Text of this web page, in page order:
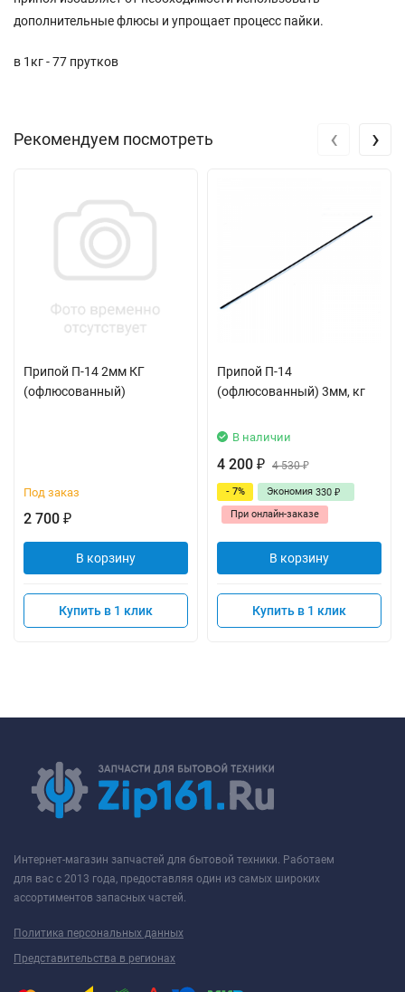
дополнительные флюсы и упрощает процесс пайки.
в 1кг - 77 прутков
Рекомендуем посмотреть
Припой П-14 2мм КГ
(офлюсованный)
Под заказ
2 700 ₽
В корзину
Купить в 1 клик
Припой П-14
(офлюсованный) 3мм, кг
В наличии
4 200 ₽ 4 530₽
- 7% Экономия 330 ₽
При онлайн-заказе
В корзину
Купить в 1 клик
‹ ›
Интернет-магазин запчастей для бытовой техники. Работаем
для вас с 2013 года, предоставляя один из самых широких
ассортиментов запасных частей.
Политика персональных данных
Представительства в регионах